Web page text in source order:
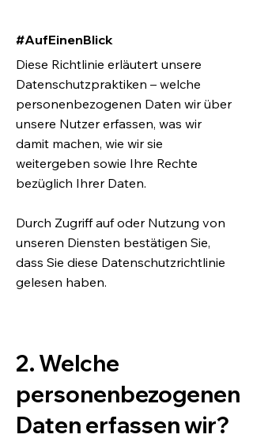
#AufEinenBlick
Diese Richtlinie erläutert unsere
Datenschutzpraktiken – welche
personenbezogenen Daten wir über
unsere Nutzer erfassen, was wir
damit machen, wie wir sie
weitergeben sowie Ihre Rechte
bezüglich Ihrer Daten.
Durch Zugriff auf oder Nutzung von
unseren Diensten bestätigen Sie,
dass Sie diese Datenschutzrichtlinie
gelesen haben.
2. Welche
personenbezogenen
Daten erfassen wir?